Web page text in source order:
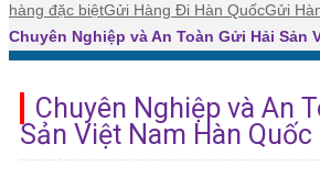
hàng đặc biệtGửi Hàng Đi Hàn QuốcGửi
Chuyên Nghiệp và An Toàn Gửi Hải Sản
Chuyên Nghiệp và An
Sản Việt Nam Hàn Quốc